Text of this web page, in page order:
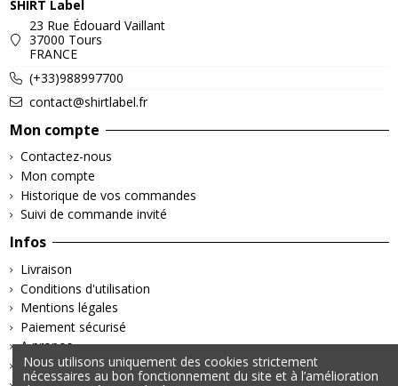
SHIRT Label
23 Rue Édouard Vaillant
37000 Tours
FRANCE
(+33)988997700
contact@shirtlabel.fr
Mon compte
Contactez-nous
Mon compte
Historique de vos commandes
Suivi de commande invité
Infos
Livraison
Conditions d'utilisation
Mentions légales
Paiement sécurisé
A propos
Retours & Remboursements
Nous utilisons uniquement des cookies strictement
nécessaires au bon fonctionnement du site et à l’amélioration